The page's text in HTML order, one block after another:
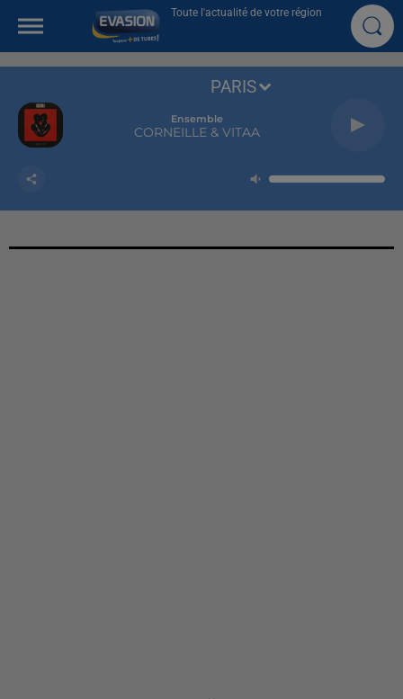
Toute l'actualité de votre région
Ensemble
CORNEILLE & VITAA
PARIS